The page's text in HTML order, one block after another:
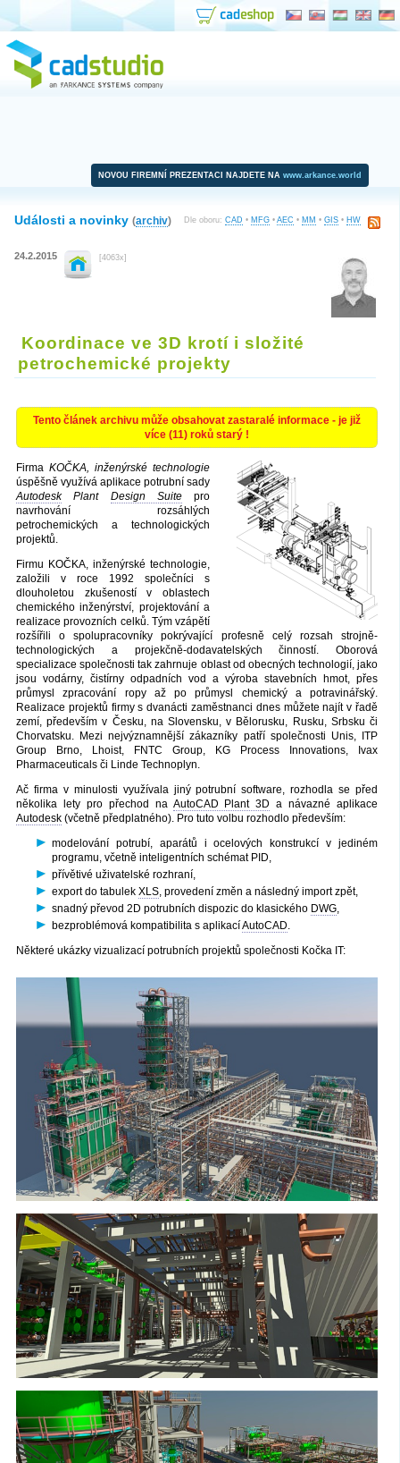
NOVOU FIREMNÍ PREZENTACI NAJDETE NA www.arkance.world
Dle oboru: CAD • MFG • AEC • MM • GIS • HW
Události a novinky (archiv)
24.2.2015 [4063x]
Koordinace ve 3D krotí i složité
petrochemické projekty
Tento článek archivu může obsahovat zastaralé informace - je již
více (11) roků starý !
Firma KOČKA, inženýrské technologie
úspěšně využívá aplikace potrubní sady
AutodeskPlant Design Suitepro
navrhování rozsáhlých
petrochemických a technologických
projektů.
Firmu KOČKA, inženýrské technologie,
založili v roce 1992 společníci s
dlouholetou zkušeností v oblastech
chemického inženýrství, projektování a
realizace provozních celků. Tým vzápětí
rozšířili o spolupracovníky pokrývající profesně celý rozsah strojně-
technologických a projekčně-dodavatelských činností. Oborová
specializace společnosti tak zahrnuje oblast od obecných technologií, jako
jsou vodárny, čistírny odpadních vod a výroba stavebních hmot, přes
průmysl zpracování ropy až po průmysl chemický a potravinářský.
Realizace projektů firmy s dvanácti zaměstnanci dnes můžete najít v řadě
zemí, především v Česku, na Slovensku, v Bělorusku, Rusku, Srbsku či
Chorvatsku. Mezi nejvýznamnější zákazníky patří společnosti Unis, ITP
Group Brno, Lhoist, FNTC Group, KG Process Innovations, Ivax
Pharmaceuticals či Linde Technoplyn.
Ač firma v minulosti využívala jiný potrubní software, rozhodla se před
několika lety pro přechod na AutoCAD Plant 3D a návazné aplikace
Autodesk (včetně předplatného). Pro tuto volbu rozhodlo především:
modelování potrubí, aparátů i ocelových konstrukcí v jediném
programu, včetně inteligentních schémat PID,
přívětivé uživatelské rozhraní,
export do tabulek XLS, provedení změn a následný import zpět,
snadný převod 2D potrubních dispozic do klasického DWG,
bezproblémová kompatibilita s aplikacíAutoCAD.
Některé ukázky vizualizací potrubních projektů společnosti Kočka IT: